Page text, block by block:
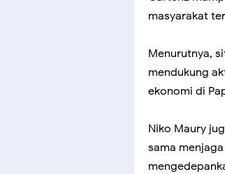
masyarakat
Menurutnya,
mendukung
ekonomi di
Niko Maury
sama